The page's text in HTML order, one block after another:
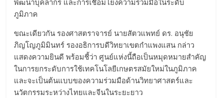
พัฒนาบุคลากร และการเชื่อมโยงความร่วมมือในระดับ
ภูมิภาค
ขณะเดียวกัน รองศาสตราจารย์ นายสัตวแพทย์ ดร. อนุชัย
ภิญโญภูมิมินทร์ รองอธิการบดีวิทยาเขตกำแพงแสน กล่าว
แสดงความยินดี พร้อมชี้ว่า ศูนย์แห่งนี้ถือเป็นหมุดหมายสำคัญ
ในการยกระดับการใช้เทคโนโลยีเกษตรสมัยใหม่ในภูมิภาค
และจะเป็นต้นแบบของความร่วมมือด้านวิทยาศาสตร์และ
นวัตกรรมระหว่างไทยและจีนในระยะยาว